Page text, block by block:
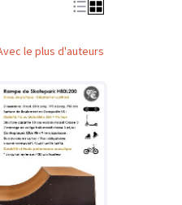
le plus d'auteurs